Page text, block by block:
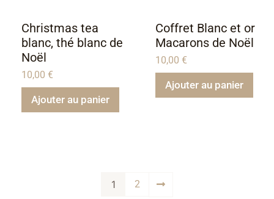
Christmas tea
blanc, thé blanc de
Noël
10,00 €
Ajouter au panier
Coffret Blanc et or
Macarons de Noël
10,00 €
Ajouter au panier
1 2